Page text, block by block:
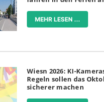
MEHR LESEN ...
Wiesn 2026: KI-
Regeln sollen das
sicherer machen